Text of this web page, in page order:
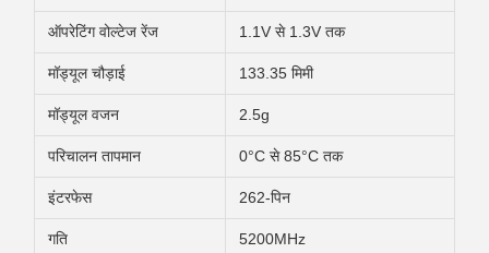
ऑपरेटिंग वोल्टेज रेंज 1.1V से 1.3V तक
मॉड्यूल चौड़ाई 133.35 मिमी
मॉड्यूल वजन 2.5g
परिचालन तापमान 0°C से 85°C तक
इंटरफेस 262-पिन
गति 5200MHz